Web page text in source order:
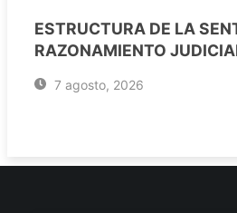
ESTRUCTURA DE LA
RAZONAMIENTO
7 agosto, 2026